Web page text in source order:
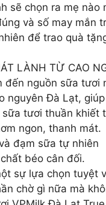
sẽ chọn ra mẹ nào
và số may mắn
để trao quà
LÀNH TỪ CAO
đến nguồn sữa tươi
nguyên Đà Lạt,
tươi thuần khiết
ngon, thanh mát.
đạm sữa tự nhiên
béo cân đối.
sự lựa chọn tuyệt
chờ gì nữa mà